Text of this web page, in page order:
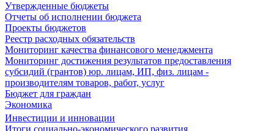
Утвержденные бюджеты
Отчеты об исполнении бюджета
Проекты бюджетов
Реестр расходных обязательств
Мониторинг качества финансового менеджмента
Мониторинг достижения результатов предоставления
субсидий (грантов) юр. лицам, ИП, физ. лицам -
производителям товаров, работ, услуг
Бюджет для граждан
Экономика
Инвестиции и инновации
Итоги социально-экономического развития